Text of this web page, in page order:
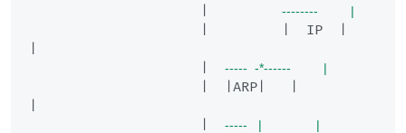
--------         |
-----  -*------         |
-----   |               |